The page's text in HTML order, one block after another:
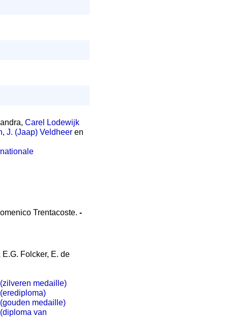
Carel Lodewijk
, J. (Jaap) Veldheer en
Trentacoste. -
Folcker, E. de
medaille)
medaille)
van